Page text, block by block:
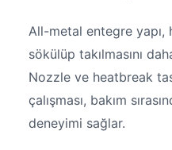
All-metal entegre yapı,
sökülüp takılmasını
Nozzle ve heatbreak
çalışması, bakım
deneyimi sağlar.